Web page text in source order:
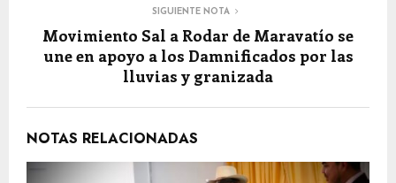
SIGUIENTE NOTA
Movimiento Sal a Rodar de Maravatío se
une en apoyo a los Damnificados por las
lluvias y granizada
NOTAS RELACIONADAS